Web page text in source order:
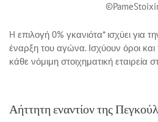
H επιλογή 0% γκανιότα* ισχύει για
έναρξη του αγώνα. Ισχύουν όροι
κάθε νόμιμη στοιχηματική εταιρεία
Αήττητη εναντίον της